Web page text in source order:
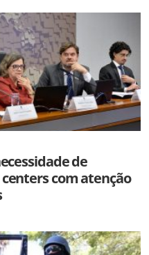
de
com atenção